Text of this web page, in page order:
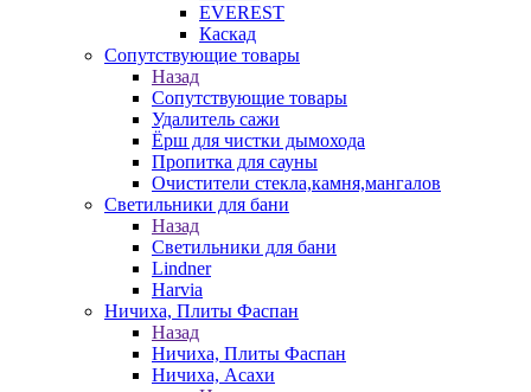
EVEREST
Каскад
Сопутствующие товары
Назад
Сопутствующие товары
Удалитель сажи
Ёрш для чистки дымохода
Пропитка для сауны
Очистители стекла,камня,мангалов
Светильники для бани
Назад
Светильники для бани
Lindner
Harvia
Ничиха, Плиты Фаспан
Назад
Ничиха, Плиты Фаспан
Ничиха, Асахи